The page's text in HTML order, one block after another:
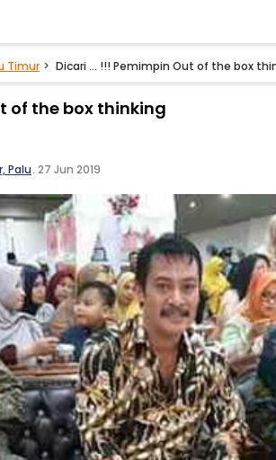
Timur Dicari ... !!! Pemimpin Out of the box
of the box thinking
Palu. 27 Jun 2019